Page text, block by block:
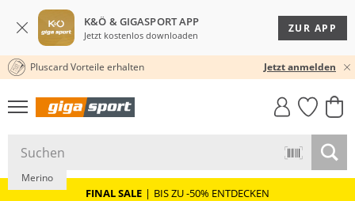
K&Ö & GIGASPORT APP
Jetzt kostenlos downloaden
ZUR APP
★★★★★ 4,8 / 5,0 STERNE
Pluscard Vorteile erhalten Jetzt anmelden
GIGASTYLE
FAHRRAD­
MUST-HAVE
FINAL SALE | BIS ZU -50% ENTDECKEN
Merino